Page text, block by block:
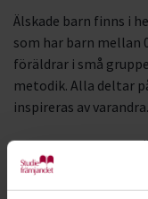
Älskade barn finns i
som har barn mellan
föräldrar i små
metodik. Alla deltar
inspireras av varandra.
Studiematerialet för
barnkonvention
.
översatta till